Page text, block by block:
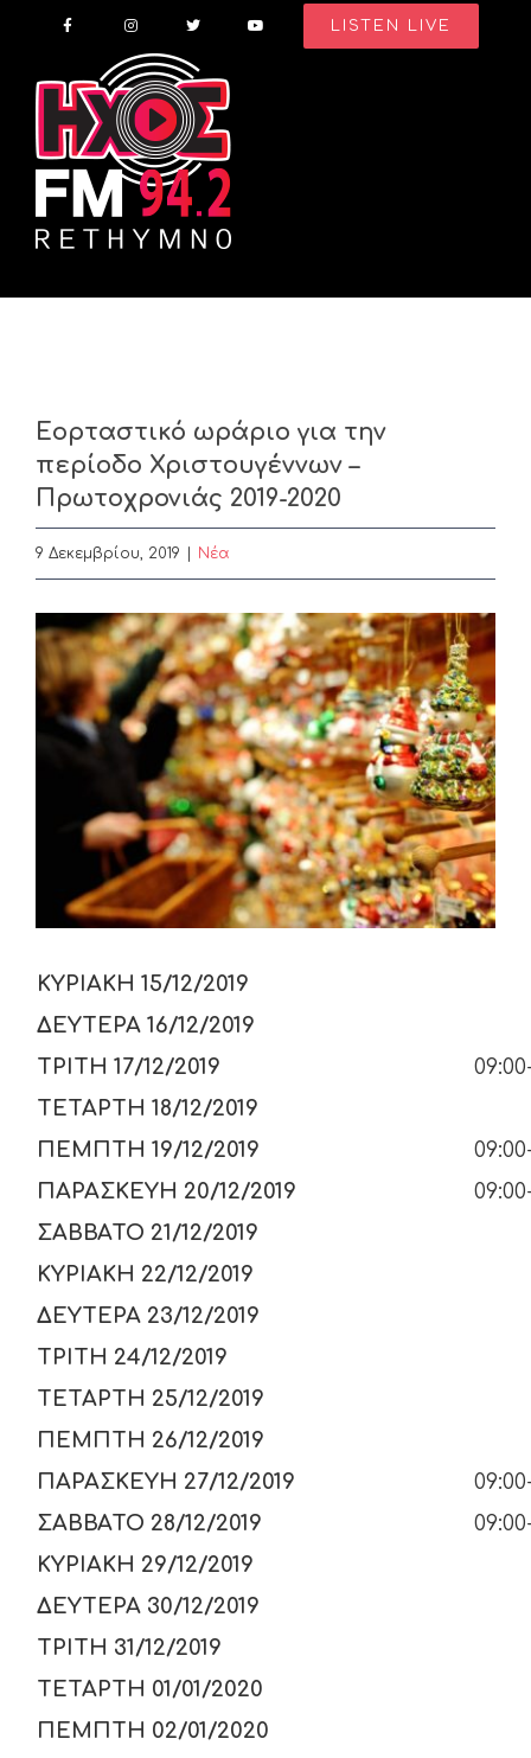
content
LISTEN LIVE
Eορταστικό ωράριο για την
περίοδο Χριστουγέννων –
Πρωτοχρονιάς 2019-2020
9 Δεκεμβρίου, 2019 Nέα
View
Larger
Image
ΚΥΡΙΑΚΗ 15/12/2019
ΔΕΥΤΕΡΑ 16/12/2019
ΤΡΙΤΗ 17/12/2019
ΤΕΤΑΡΤΗ 18/12/2019
ΠΕΜΠΤΗ 19/12/2019
ΠΑΡΑΣΚΕΥΗ 20/12/2019
ΣΑΒΒΑΤΟ 21/12/2019
ΚΥΡΙΑΚΗ 22/12/2019
ΔΕΥΤΕΡΑ 23/12/2019
ΤΡΙΤΗ 24/12/2019
ΤΕΤΑΡΤΗ 25/12/2019
ΠΕΜΠΤΗ 26/12/2019
ΠΑΡΑΣΚΕΥΗ 27/12/2019
ΣΑΒΒΑΤΟ 28/12/2019
ΚΥΡΙΑΚΗ 29/12/2019
ΔΕΥΤΕΡΑ 30/12/2019
ΤΡΙΤΗ 31/12/2019
ΤΕΤΑΡΤΗ 01/01/2020
ΠΕΜΠΤΗ 02/01/2020